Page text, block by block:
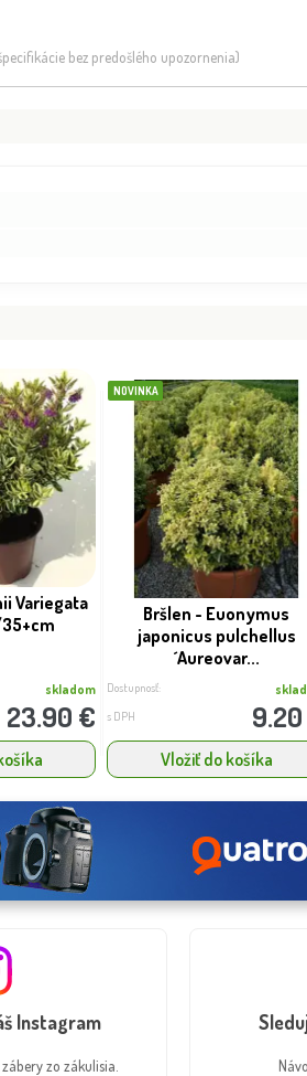
bez predošlého upozornenia)
Variegata
35+cm
skladom
23.90 €
NOVINKA
Bršlen - Euonymus
japonicus pulchellus
´Aureovar...
Dostupnosť:
s DPH
Vložiť do košíka
Instagram
zo zákulisia.